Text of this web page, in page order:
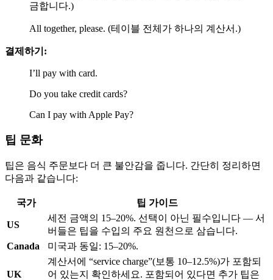
금합니다.)
All together, please. (테이블 전체가 하나의 계산서.)
결제하기:
I’ll pay with card.
Do you take credit cards?
Can I pay with Apple Pay?
팁 문화
팁은 음식 주문보다 더 큰 불안감을 줍니다. 간단히 정리하면
다음과 같습니다:
국가 팁 가이드
US
세전 금액의 15–20%. 선택이 아닌 필수입니다 — 서
버들은 팁을 수입의 주요 원천으로 삼습니다.
Canada
미국과 동일: 15–20%.
UK
계산서에 “service charge”(보통 10–12.5%)가 포함되
어 있는지 확인하세요. 포함되어 있다면 추가 팁은